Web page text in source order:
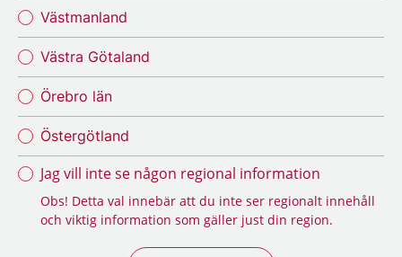
Västmanland
Västra Götaland
Örebro län
Östergötland
Jag vill inte se någon regional information
Obs! Detta val innebär att du inte ser regionalt innehåll
och viktig information som gäller just din region.